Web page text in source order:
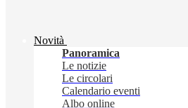
Novità
Panoramica
Le notizie
Le circolari
Calendario eventi
Albo online